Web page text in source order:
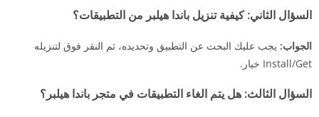
السؤال الثاني:كيفية تنزيل باندا هيلبر من التطبيقات؟
الجواب: يجب عليك البحث عن التطبيق وتحديده، ثم النقر فوق لتنزيله
Install/Get خيار.
السؤال الثالث: هل يتم الغاء التطبيقات في متجر باندا هيلبر؟